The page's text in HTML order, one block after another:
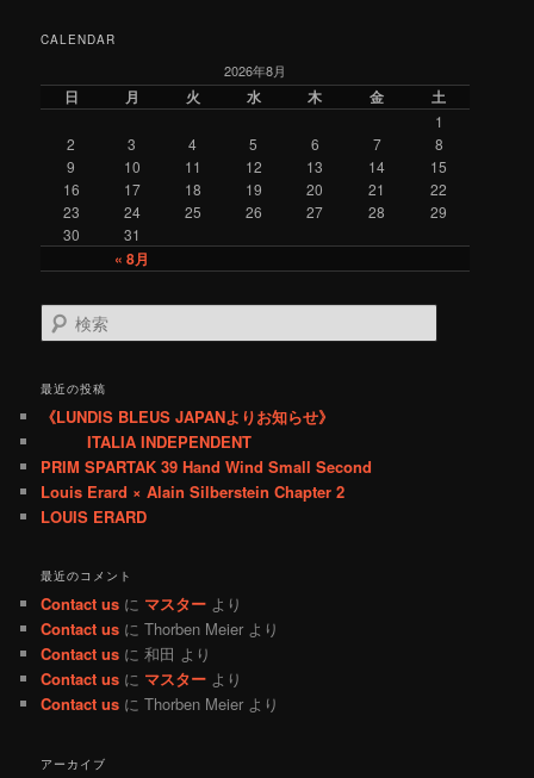
e
CALENDAR
2026年8月
日 月 火 水 木 金 土
« 8月
1
2
3 4 5 6 7
8
9
10 11 12 13 14
15
16
17 18 19 20 21
22
23
24 25 26 27 28
29
30
31
検
索
最近の投稿
《LUNDIS BLEUS JAPANよりお知らせ》
ITALIA INDEPENDENT
PRIM SPARTAK 39 Hand Wind Small Second
Louis Erard × Alain Silberstein Chapter 2
LOUIS ERARD
最近のコメント
Contact us に マスター より
Contact us にThorben Meier より
Contact us に和田 より
Contact us に マスター より
Contact us にThorben Meier より
アーカイブ